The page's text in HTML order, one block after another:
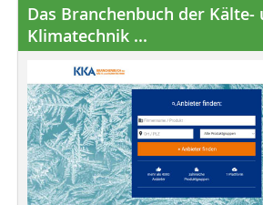
Das Branchenbuch der Kälte-
Klimatechnik ...